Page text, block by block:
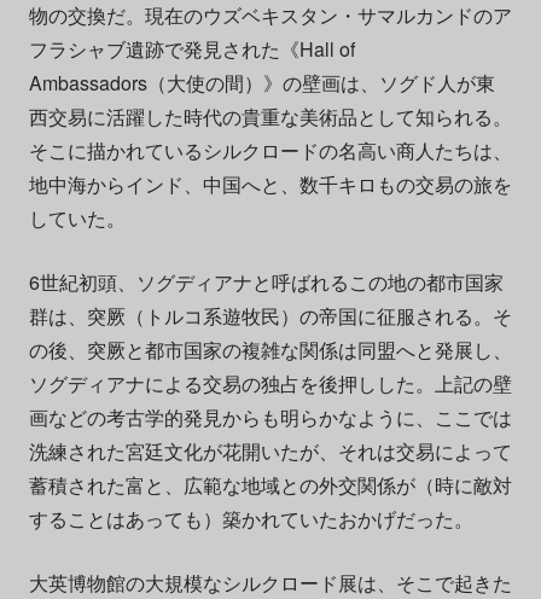
物の交換だ。現在のウズベキスタン・サマルカンドのア
フラシャブ遺跡で発見された《Hall of
Ambassadors（大使の間）》の壁画は、ソグド人が東
西交易に活躍した時代の貴重な美術品として知られる。
そこに描かれているシルクロードの名高い商人たちは、
地中海からインド、中国へと、数千キロもの交易の旅を
していた。
6世紀初頭、ソグディアナと呼ばれるこの地の都市国家
群は、突厥（トルコ系遊牧民）の帝国に征服される。そ
の後、突厥と都市国家の複雑な関係は同盟へと発展し、
ソグディアナによる交易の独占を後押しした。上記の壁
画などの考古学的発見からも明らかなように、ここでは
洗練された宮廷文化が花開いたが、それは交易によって
蓄積された富と、広範な地域との外交関係が（時に敵対
することはあっても）築かれていたおかげだった。
大英博物館の大規模なシルクロード展は、そこで起きた